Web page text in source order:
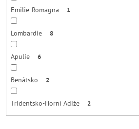
Emilie-Romagna 1
Lombardie 8
Apulie 6
Benátsko 2
Tridentsko-Horní Adiže 2